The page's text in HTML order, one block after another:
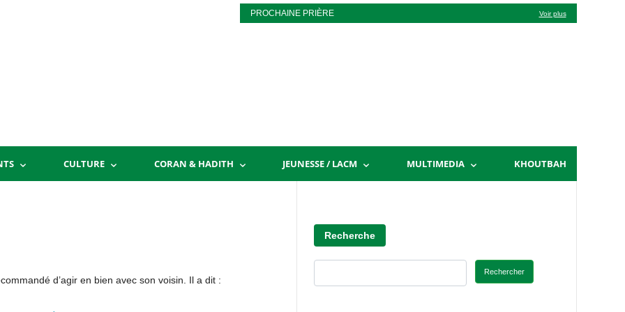
PROCHAINE PRIÈRE Voir plus
CULTURE CORAN & HADITH JEUNESSE / LACM MULTIMEDIA KHOUTBAH
d’agir en bien avec son voisin. Il a dit :
Recherche
Rechercher